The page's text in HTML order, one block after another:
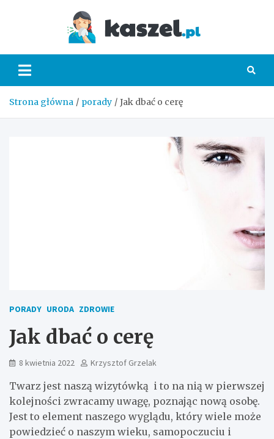
Strona główna porady Jak dbać o cerę
PORADY URODA ZDROWIE
Jak dbać o cerę
8 kwietnia 2022 Krzysztof Grzelak
Twarz jest naszą wizytówką i to na nią w pierwszej
kolejności zwracamy uwagę, poznając nową osobę.
Jest to element naszego wyglądu, który wiele może
powiedzieć o naszym wieku, samopoczuciu i